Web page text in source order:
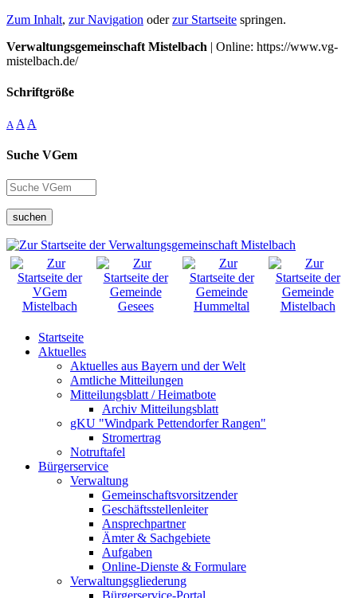
Zum Inhalt, zur Navigation oderzur Startseite springen.
Verwaltungsgemeinschaft Mistelbach | Online: https://www.vg-
mistelbach.de/
Schriftgröße
A A A
Suche VGem
suchen
Startseite
Aktuelles
Aktuelles aus Bayern und der Welt
Amtliche Mitteilungen
Mitteilungsblatt / Heimatbote
Archiv Mitteilungsblatt
gKU "Windpark Pettendorfer Rangen"
Stromertrag
Notruftafel
Bürgerservice
Verwaltung
Gemeinschaftsvorsitzender
Geschäftsstellenleiter
Ansprechpartner
Ämter & Sachgebiete
Aufgaben
Online-Dienste & Formulare
Verwaltungsgliederung
Bürgerservice-Portal